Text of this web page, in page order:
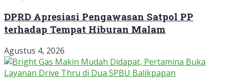
DPRD Apresiasi Pengawasan Satpol PP
terhadap Tempat Hiburan Malam
Agustus 4, 2026